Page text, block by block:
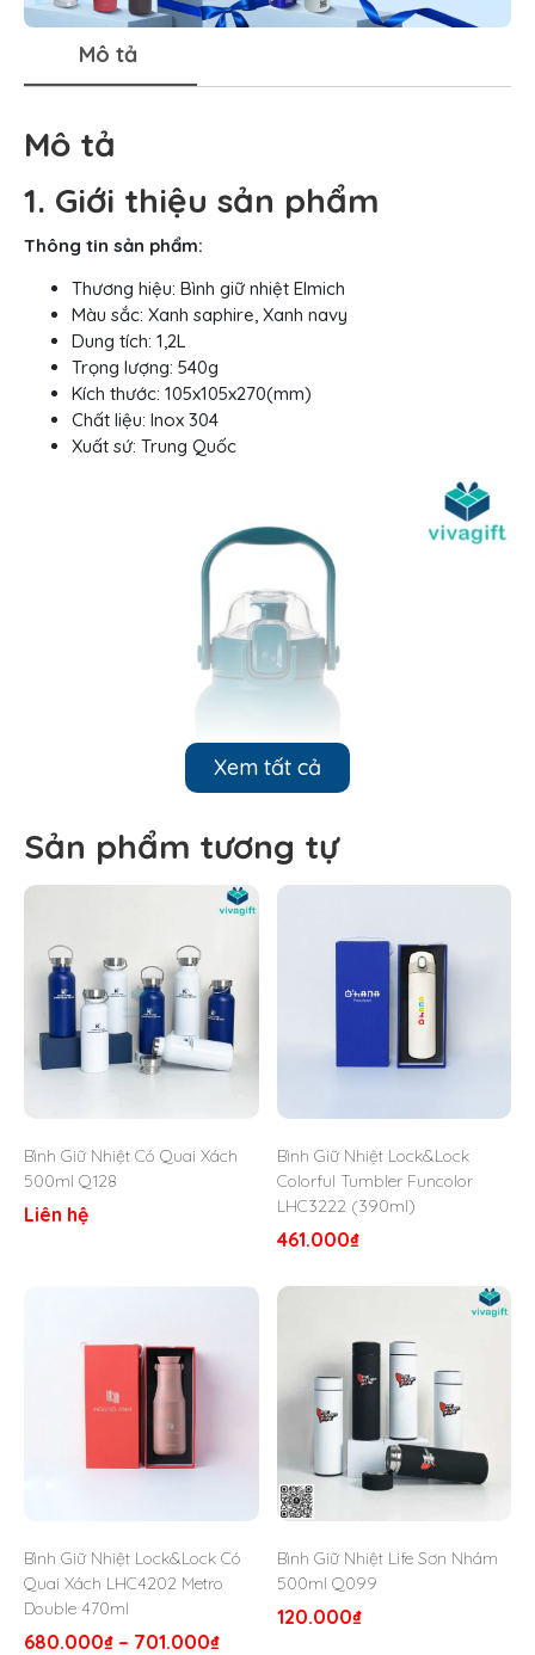
Mô tả
Mô tả
1. Giới thiệu sản phẩm
Thông tin sản phẩm:
Thương hiệu: Bình giữ nhiệt Elmich
Màu sắc: Xanh saphire, Xanh navy
Dung tích: 1,2L
Trọng lượng: 540g
Kích thước: 105x105x270(mm)
Chất liệu: Inox 304
Xuất sứ: Trung Quốc
Bình Giữ Nhiệt Inox 304 Elmich Dung Tích 1,2l EL8373 –
Quatangviva.com
2. Đặc điểm sản phẩm
Sản phẩm được chế tạo từ inox 304 cao cấp, không
cho sức khỏe và phù hợp với mọi loại đồ uống, kể cả
nước nóng, lạnh hoặc có tính axit nhẹ.
Dung tích lớn 1.2 lít lý tưởng cho người có nhu cầu sử
dụng nước nhiều trong ngày hoặc dùng chung trong
Ứng dụng công nghệ hút chân không hai lớp, giúp giữ
nóng lên đến 8 giờ và giữ lạnh tới 24 giờ, giúp duy trì
nhiệt độ đồ uống trong thời gian dài mà không bị thay
đổi hương vị.
Thiết kế mạnh mẽ, tinh tế và sang trọng, phù hợp cho
nhiều đối tượng người dùng như dân văn phòng, người
đi tập thể thao, hay gia đình khi đi chơi xa.
Miệng bình rộng, thuận tiện khi cho đá viên vào hoặc
vệ sinh bình sau khi sử dụng, đảm bảo luôn sạch sẽ
Nắp vặn chắc chắn, có gioăng silicon kín khít, chống
rò rỉ hiệu quả ngay cả khi bình bị nghiêng hoặc rung
lắc khi di chuyển.
Lớp phủ sơn tĩnh điện bền đẹp, chống trầy xước, hạn
Xem tất cả
Sản phẩm tương tự
Bình Giữ Nhiệt Có Quai Xách
500ml Q128
Liên hệ
Bình Giữ Nhiệt Lock&Lock
Colorful Tumbler Funcolor
LHC3222 (390ml)
461.000₫
Bình Giữ Nhiệt Lock&Lock Có
Quai Xách LHC4202 Metro
Double 470ml
680.000₫ – 701.000₫
Bình Giữ Nhiệt Life Sơn Nhám
500ml Q099
120.000₫